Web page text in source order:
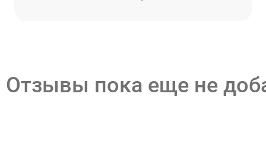
Отзывы пока еще не